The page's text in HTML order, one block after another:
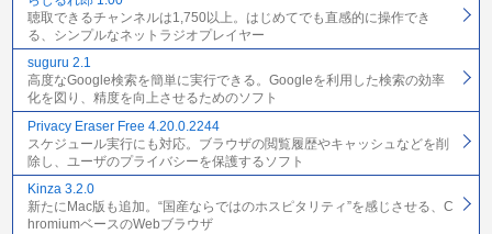
聴取できるチャンネルは1,750以上。はじめてでも直感的に操作でき
る、シンプルなネットラジオプレイヤー
suguru 2.1
高度なGoogle検索を簡単に実行できる。Googleを利用した検索の効率
化を図り、精度を向上させるためのソフト
Privacy Eraser Free 4.20.0.2244
スケジュール実行にも対応。ブラウザの閲覧履歴やキャッシュなどを削
除し、ユーザのプライバシーを保護するソフト
Kinza 3.2.0
新たにMac版も追加。“国産ならではのホスピタリティ”を感じさせる、C
hromiumベースのWebブラウザ